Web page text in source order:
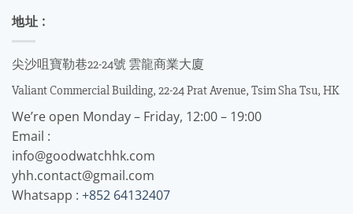
地址 :
尖沙咀寶勒巷22-24號 雲龍商業大廈
Valiant Commercial Building, 22-24 Prat Avenue, Tsim Sha Tsu, HK
We’re open Monday – Friday, 12:00 – 19:00
Email :
info@goodwatchhk.com
yhh.contact@gmail.com
Whatsapp : +852 64132407